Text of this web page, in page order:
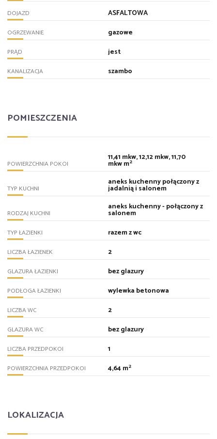
DOJAZD ASFALTOWA
OGRZEWANIE gazowe
PRĄD jest
KANALIZACJA szambo
POMIESZCZENIA
POWIERZCHNIA POKOI
11,41 mkw, 12,12 mkw, 11,70
mkw m2
TYP KUCHNI
aneks kuchenny połączony z
jadalnią i salonem
RODZAJ KUCHNI
aneks kuchenny - połączony z
salonem
TYP ŁAZIENKI razem z wc
LICZBA ŁAZIENEK 2
GLAZURA ŁAZIENKI bez glazury
PODŁOGA ŁAZIENKI wylewka betonowa
LICZBA WC 2
GLAZURA WC bez glazury
LICZBA PRZEDPOKOI 1
POWIERZCHNIA PRZEDPOKOI 4,64 m2
LOKALIZACJA